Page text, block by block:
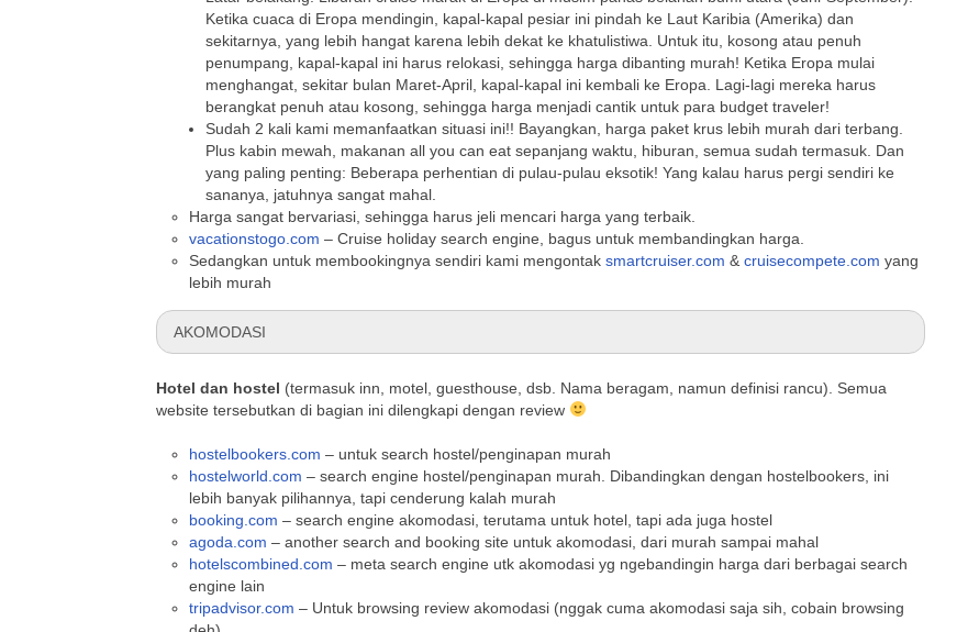
Ketika cuaca di Eropa mendingin, kapal-kapal pesiar ini pindah ke Laut Karibia (Amerika) dan
sekitarnya, yang lebih hangat karena lebih dekat ke khatulistiwa. Untuk itu, kosong atau penuh
penumpang, kapal-kapal ini harus relokasi, sehingga harga dibanting murah! Ketika Eropa mulai
menghangat, sekitar bulan Maret-April, kapal-kapal ini kembali ke Eropa. Lagi-lagi mereka harus
berangkat penuh atau kosong, sehingga harga menjadi cantik untuk para budget traveler!
Sudah 2 kali kami memanfaatkan situasi ini!! Bayangkan, harga paket krus lebih murah dari terbang.
Plus kabin mewah, makanan all you can eat sepanjang waktu, hiburan, semua sudah termasuk. Dan
yang paling penting: Beberapa perhentian di pulau-pulau eksotik! Yang kalau harus pergi sendiri ke
sananya, jatuhnya sangat mahal.
Harga sangat bervariasi, sehingga harus jeli mencari harga yang terbaik.
vacationstogo.com – Cruise holiday search engine, bagus untuk membandingkan harga.
Sedangkan untuk membookingnya sendiri kami mengontak smartcruiser.com & cruisecompete.com yang
lebih murah
AKOMODASI
Hotel dan hostel (termasuk inn, motel, guesthouse, dsb. Nama beragam, namun definisi rancu). Semua
website tersebutkan di bagian ini dilengkapi dengan review
hostelbookers.com – untuk search hostel/penginapan murah
hostelworld.com – search engine hostel/penginapan murah. Dibandingkan dengan hostelbookers, ini
lebih banyak pilihannya, tapi cenderung kalah murah
booking.com – search engine akomodasi, terutama untuk hotel, tapi ada juga hostel
agoda.com – another search and booking site untuk akomodasi, dari murah sampai mahal
hotelscombined.com – meta search engine utk akomodasi yg ngebandingin harga dari berbagai search
engine lain
tripadvisor.com – Untuk browsing review akomodasi (nggak cuma akomodasi saja sih, cobain browsing